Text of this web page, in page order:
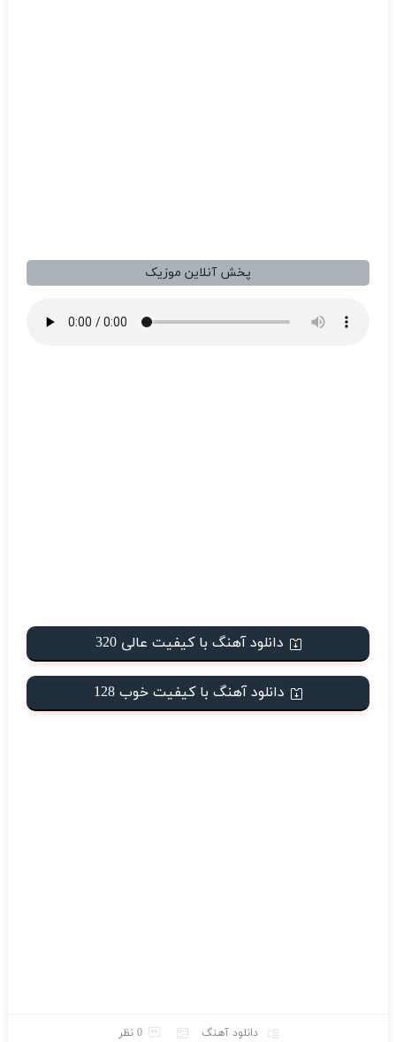
پخش آنلاین موزیک
دانلود آهنگ با کیفیت عالی 320
دانلود آهنگ با کیفیت خوب 128
دانلود آهنگ 0 نظر